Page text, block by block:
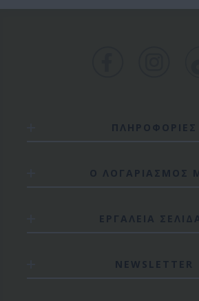
ΠΛΗΡΟΦΟΡΙΕΣ
Ο ΛΟΓΑΡΙΑΣΜΟΣ
ΕΡΓΑΛΕΙΑ
NEWSLETTER